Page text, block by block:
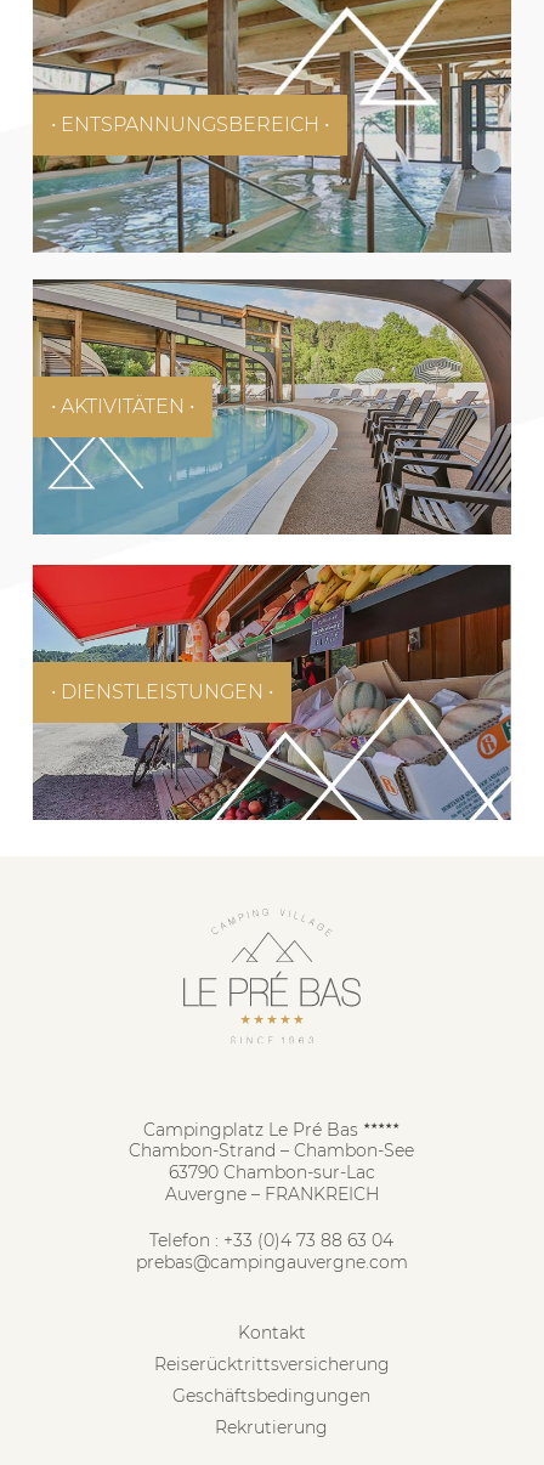
• ENTSPANNUNGSBEREICH •
• AKTIVITÄTEN •
• DIENSTLEISTUNGEN •
Campingplatz Le Pré Bas ★★★★★
Chambon-Strand – Chambon-See
63790 Chambon-sur-Lac
Auvergne – FRANKREICH
Telefon : +33 (0)4 73 88 63 04
prebas@campingauvergne.com
Kontakt
Reiserücktrittsversicherung
Geschäftsbedingungen
Rekrutierung